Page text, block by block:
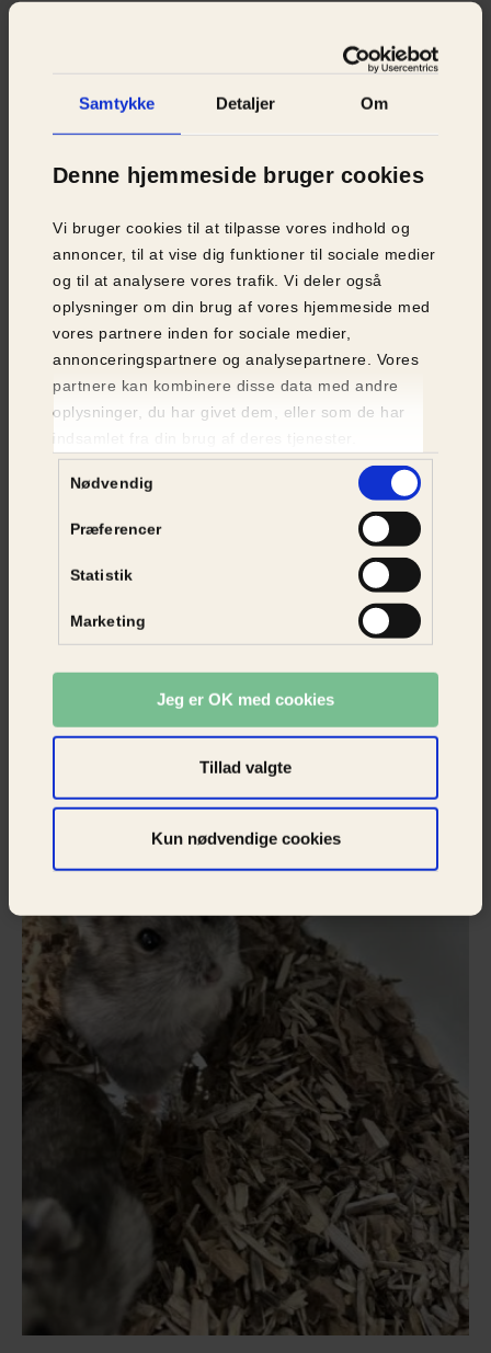
Samtykke Detaljer Om
Denne hjemmeside bruger cookies
Vi bruger cookies til at tilpasse vores indhold og
annoncer, til at vise dig funktioner til sociale medier
og til at analysere vores trafik. Vi deler også
oplysninger om din brug af vores hjemmeside med
vores partnere inden for sociale medier,
annonceringspartnere og analysepartnere. Vores
partnere kan kombinere disse data med andre
oplysninger, du har givet dem, eller som de har
Nødvendig
Præferencer
Statistik
Marketing
Jeg er OK med cookies
Tillad valgte
Kun nødvendige cookies
Betina
Internat
Roskilde Internat